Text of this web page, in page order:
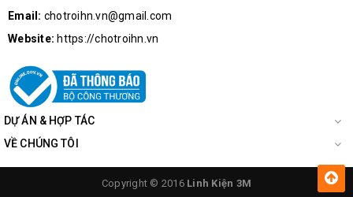
Email: chotroihn.vn@gmail.com
Website: https://chotroihn.vn
DỰ ÁN & HỢP TÁC
VỀ CHÚNG TÔI
Copyright © 2016 Linh Kiện 3M